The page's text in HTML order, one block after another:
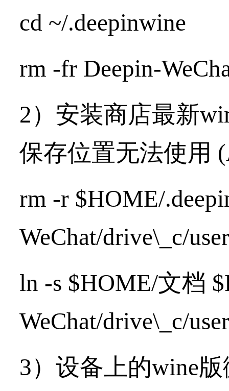
cd ~/.deepinwine
rm -fr Deepin-
2）安装商店最新
保存位置无法使用
rm -r $HOME/
WeChat/drive\_c/
ln -s $HOME/文档
WeChat/drive\_c/
3）设备上的wine